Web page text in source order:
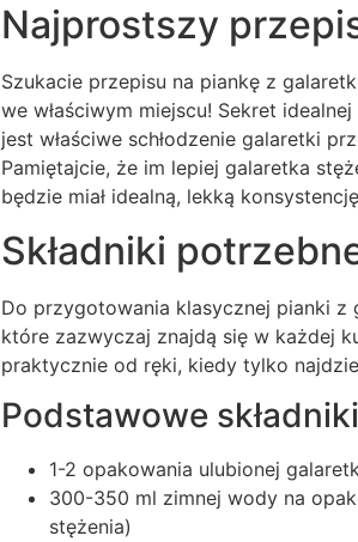
Najprostszy
Szukacie przepisu na piankę z
we właściwym miejscu! Sekret
jest właściwe schłodzenie galaretki
Pamiętajcie, że im lepiej galaretka
będzie miał idealną, lekką
Składniki
Do przygotowania klasycznej pianki z
które zazwyczaj znajdą się w każdej
praktycznie od ręki, kiedy tylko
Podstawowe składniki
1-2 opakowania ulubionej
300-350 ml zimnej wody na
stężenia)